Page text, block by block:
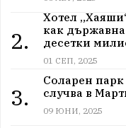
2.
Хотел
как
десетки
01 СЕП, 2025
3.
Соларен парк
случва в
09 ЮНИ, 2025